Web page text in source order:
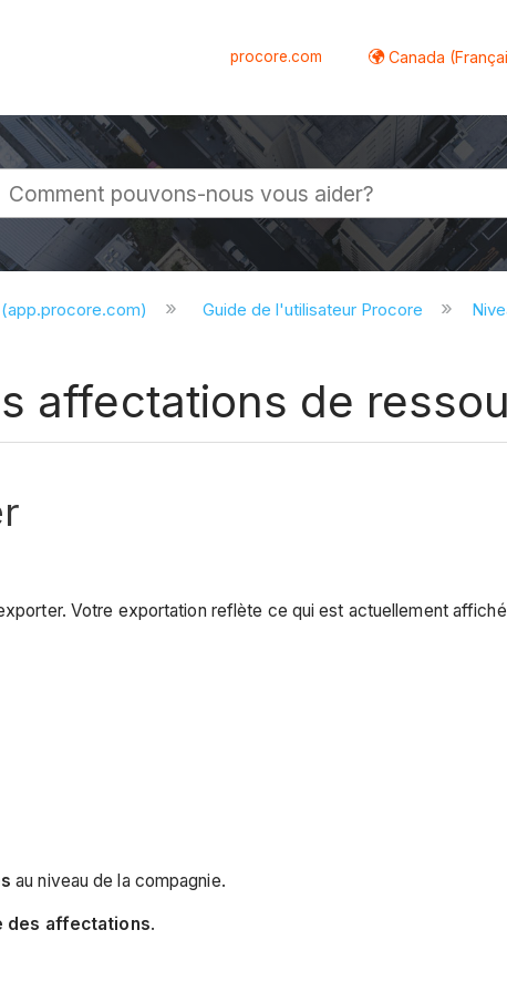
procore.com Canada
globale Guide de l'utilisateur Procore
affectations de
Votre exportation reflète ce qui est actuellement
au niveau de la compagnie.
des affectations.